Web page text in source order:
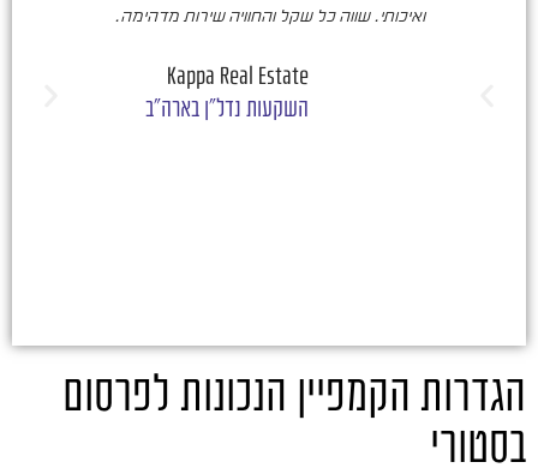
ואיכותי. שווה כל שקל והחוויה שירות מדהימה.
Kappa Real Estate
השקעות נדל"ן בארה"ב
הגדרות הקמפיין הנכונות לפרסום
בסטורי